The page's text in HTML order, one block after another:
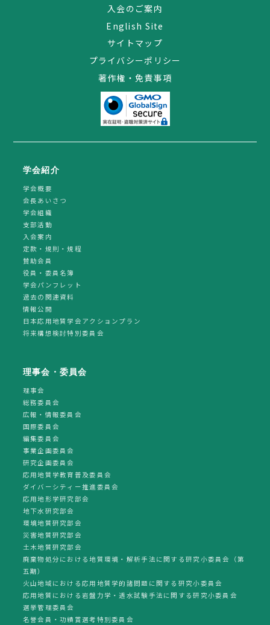
入会のご案内
English Site
サイトマップ
プライバシーポリシー
著作権・免責事項
学会紹介
学会概要
会長あいさつ
学会組織
支部活動
入会案内
定款・規則・規程
賛助会員
役員・委員名簿
学会パンフレット
過去の関連資料
情報公開
日本応用地質学会アクションプラン
将来構想検討特別委員会
理事会・委員会
理事会
総務委員会
広報・情報委員会
国際委員会
編集委員会
事業企画委員会
研究企画委員会
応用地質学教育普及委員会
ダイバーシティー推進委員会
応用地形学研究部会
地下水研究部会
環境地質研究部会
災害地質研究部会
土木地質研究部会
廃棄物処分における地質環境・解析手法に関する研究小委員会（第
五期）
火山地域における応用地質学的諸問題に関する研究小委員会
応用地質における岩盤力学・透水試験手法に関する研究小委員会
選挙管理委員会
名誉会員・功績賞選考特別委員会